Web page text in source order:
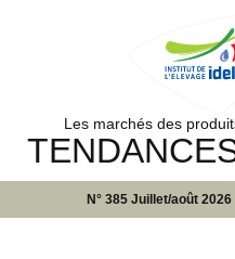
Les marchés des
N° 385 Juillet/août